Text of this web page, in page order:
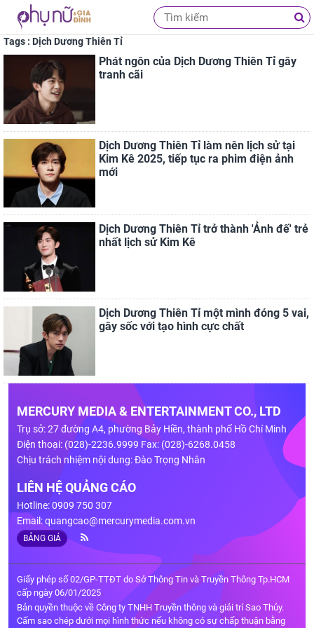
Tags : Dịch Dương Thiên Tỉ
Phát ngôn của Dịch Dương Thiên Tỉ gây
tranh cãi
Dịch Dương Thiên Tỉ làm nên lịch sử tại
Kim Kê 2025, tiếp tục ra phim điện ảnh
mới
Dịch Dương Thiên Tỉ trở thành 'Ảnh đế' trẻ
nhất lịch sử Kim Kê
Dịch Dương Thiên Tỉ một mình đóng 5 vai,
gây sốc với tạo hình cực chất
MERCURY MEDIA & ENTERTAINMENT CO., LTD
Trụ sở: 27 đường A4, phường Bảy Hiền, thành phố Hồ Chí Minh
Điện thoại: (028)-2236.9999 Fax: (028)-6268.0458
Chịu trách nhiệm nội dung: Đào Trọng Nhân
LIÊN HỆ QUẢNG CÁO
Hotline: 0909 750 307
Email:quangcao@mercurymedia.com.vn
BẢNG GIÁ
Giấy phép số 02/GP-TTĐT do Sở Thông Tin và Truyền Thông Tp.HCM
cấp ngày 06/01/2025
Bản quyền thuộc về Công ty TNHH Truyền thông và giải trí Sao Thủy.
Cấm sao chép dưới mọi hình thức nếu không có sự chấp thuận bằng